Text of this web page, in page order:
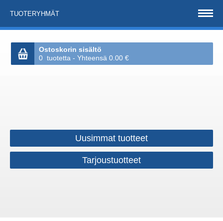
TUOTERYHMÄT
Ostoskorin sisältö
0 tuotetta - Yhteensä 0.00 €
Uusimmat tuotteet
Tarjoustuotteet